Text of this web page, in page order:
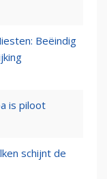
Beëindig
is piloot
schijnt de